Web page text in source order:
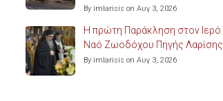
By imlarisis on Αυγ 3, 2026
Η πρώτη Παράκληση στον Ιερό
Ναό Ζωοδόχου Πηγής Λαρίσης.
By imlarisis on Αυγ 3, 2026